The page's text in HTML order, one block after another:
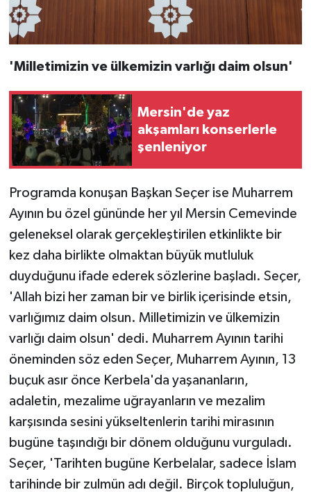
'Milletimizin ve ülkemizin varlığı daim olsun'
Mersin'de yaz
akşamları konserlerle
şenleniyor
Programda konuşan Başkan Seçer ise Muharrem
Ayının bu özel gününde her yıl Mersin Cemevinde
geleneksel olarak gerçekleştirilen etkinlikte bir
kez daha birlikte olmaktan büyük mutluluk
duyduğunu ifade ederek sözlerine başladı. Seçer,
'Allah bizi her zaman bir ve birlik içerisinde etsin,
varlığımız daim olsun. Milletimizin ve ülkemizin
varlığı daim olsun' dedi. Muharrem Ayının tarihi
öneminden söz eden Seçer, Muharrem Ayının, 13
buçuk asır önce Kerbela'da yaşananların,
adaletin, mezalime uğrayanların ve mezalim
karşısında sesini yükseltenlerin tarihi mirasının
bugüne taşındığı bir dönem olduğunu vurguladı.
Seçer, 'Tarihten bugüne Kerbelalar, sadece İslam
tarihinde bir zulmün adı değil. Birçok topluluğun,